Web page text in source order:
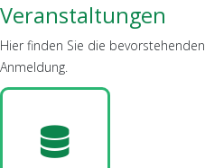
Veranstaltungen
Hier finden Sie die
Anmeldung.